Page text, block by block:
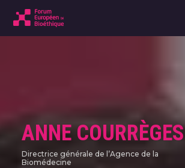
ANNE COURRÈGES
Directrice générale de l’Agence de la
Biomédecine